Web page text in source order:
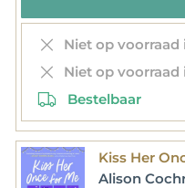
Niet op voorraad
Niet op voorraad
Bestelbaar
Kiss Her
Alison